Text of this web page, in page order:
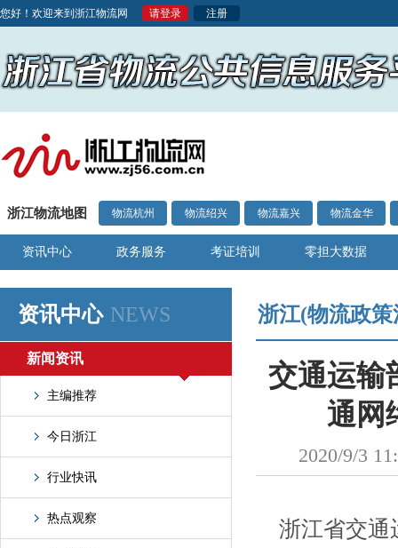
您好！欢迎来到浙江物流网 请登录 注册
浙江物流地图 物流杭州 物流绍兴 物流嘉兴 物流金华
资讯中心 政务服务 考证培训 零担大数据
资讯中心 NEWS
新闻资讯
主编推荐
今日浙江
行业快讯
热点观察
浙江(物流政策
交通运输
通网
2020/9/3
浙江省交通